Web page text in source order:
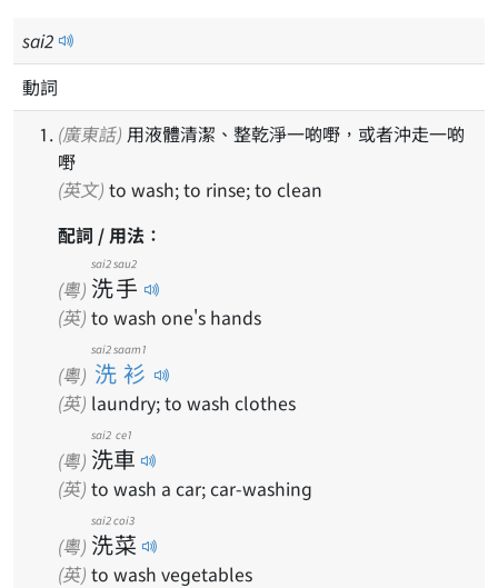
sai2
動詞
(廣東話)
嘢
(英文) to wash; to rinse; to clean
配詞 / 用法：
(粵) 洗
sai2
手
sau2
(英) to wash one's hands
(粵) 洗衫
sai2 saam1
(英) laundry; to wash clothes
(粵) 洗
sai2
車
ce1
(英) to wash a car; car-washing
(粵) 洗
sai2
菜
coi3
(英) to wash vegetables